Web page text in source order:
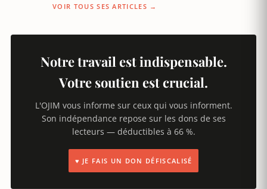
VOIR TOUS SES ARTICLES →
Notre travail est indispensable.
Votre soutien est crucial.
L'OJIM vous informe sur ceux qui vous informent.
Son indépendance repose sur les dons de ses
lecteurs — déductibles à 66 %.
♥ JE FAIS UN DON DÉFISCALISÉ